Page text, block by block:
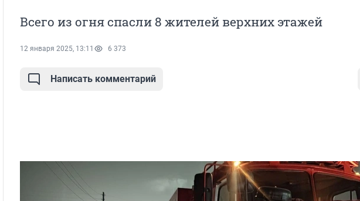
Всего из огня спасли 8 жителей верхних этажей
12 января 2025, 13:11 6 373
Написать комментарий